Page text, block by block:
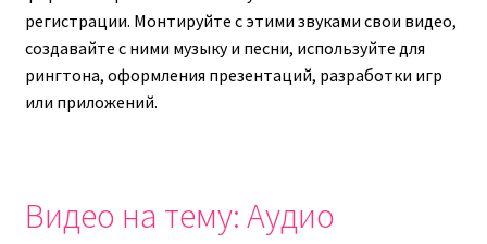
регистрации. Монтируйте с этими звуками свои видео,
создавайте с ними музыку и песни, используйте для
рингтона, оформления презентаций, разработки игр
или приложений.
Видео на тему: Аудио